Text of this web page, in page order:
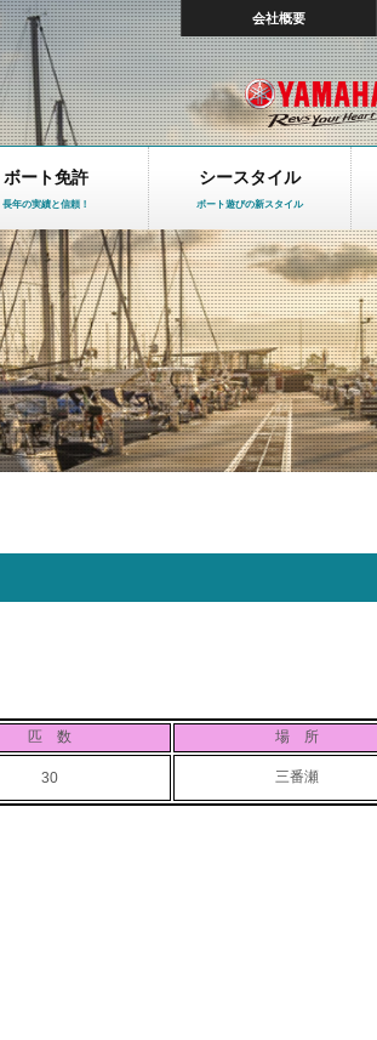
会社概要
ボート免許
長年の実績と信頼！
シースタイル
ボート遊びの新スタイル
匹 数 場 所
30 三番瀬